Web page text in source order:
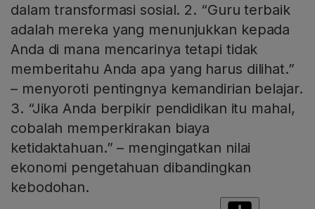
dalam transformasi sosial. 2. “Guru terbaik
adalah mereka yang menunjukkan kepada
Anda di mana mencarinya tetapi tidak
memberitahu Anda apa yang harus dilihat.”
– menyoroti pentingnya kemandirian belajar.
3. “Jika Anda berpikir pendidikan itu mahal,
cobalah memperkirakan biaya
ketidaktahuan.” – mengingatkan nilai
ekonomi pengetahuan dibandingkan
kebodohan.